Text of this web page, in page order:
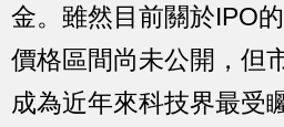
金。雖然目前關於IPO
價格區間尚未公開，但
成為近年來科技界最受